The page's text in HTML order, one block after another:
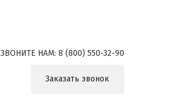
ЗВОНИТЕ НАМ: 8 (800) 550-32-90
Заказать звонок